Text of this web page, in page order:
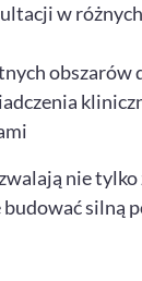
w
obszarów
nie
silną